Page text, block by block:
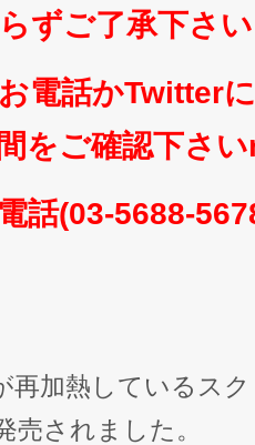
ずご了承下さ
電話かTwitter
をご確認下さ
話(03-5688-
再加熱しているス
売されました。